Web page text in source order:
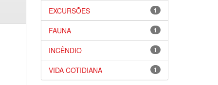
1
EXCURSÕES
1
FAUNA
1
INCÊNDIO
1
VIDA COTIDIANA